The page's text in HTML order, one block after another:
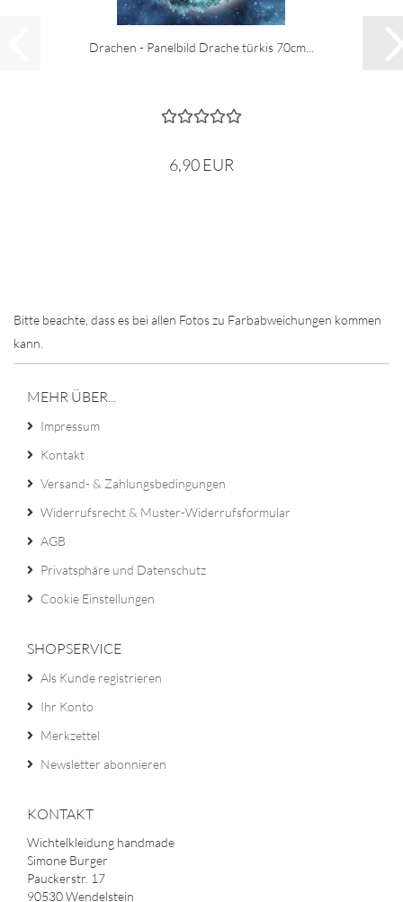
Drachen - Panelbild Drache türkis 70cm...
6,90 EUR
Bitte beachte, dass es bei allen Fotos zu Farbabweichungen kommen
kann.
MEHR ÜBER...
Impressum
Kontakt
Versand- & Zahlungsbedingungen
Widerrufsrecht & Muster-Widerrufsformular
AGB
Privatsphäre und Datenschutz
Cookie Einstellungen
SHOPSERVICE
Als Kunde registrieren
Ihr Konto
Merkzettel
Newsletter abonnieren
KONTAKT
Wichtelkleidung handmade
Simone Burger
Pauckerstr. 17
90530 Wendelstein